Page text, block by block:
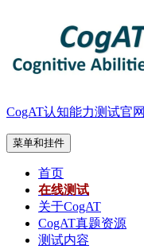
容
CogAT认知能力测试官网
菜单和挂件
首页
在线测试
关于CogAT
CogAT真题资源
测试内容